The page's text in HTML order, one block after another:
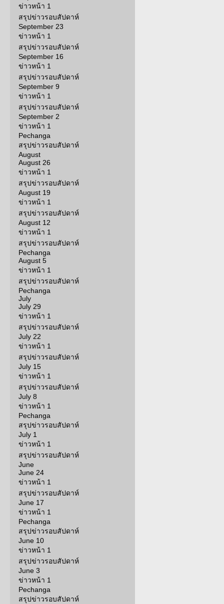
ข่าวหน้า 1
สรุปข่าวรอบสัปดาห์
September 23
ข่าวหน้า 1
สรุปข่าวรอบสัปดาห์
September 16
ข่าวหน้า 1
สรุปข่าวรอบสัปดาห์
September 9
ข่าวหน้า 1
สรุปข่าวรอบสัปดาห์
September 2
ข่าวหน้า 1
Pechanga
สรุปข่าวรอบสัปดาห์
August
August 26
ข่าวหน้า 1
สรุปข่าวรอบสัปดาห์
August 19
ข่าวหน้า 1
สรุปข่าวรอบสัปดาห์
August 12
ข่าวหน้า 1
สรุปข่าวรอบสัปดาห์
Pechanga
August 5
ข่าวหน้า 1
สรุปข่าวรอบสัปดาห์
Pechanga
July
July 29
ข่าวหน้า 1
สรุปข่าวรอบสัปดาห์
July 22
ข่าวหน้า 1
สรุปข่าวรอบสัปดาห์
July 15
ข่าวหน้า 1
สรุปข่าวรอบสัปดาห์
July 8
ข่าวหน้า 1
Pechanga
สรุปข่าวรอบสัปดาห์
July 1
ข่าวหน้า 1
สรุปข่าวรอบสัปดาห์
June
June 24
ข่าวหน้า 1
สรุปข่าวรอบสัปดาห์
June 17
ข่าวหน้า 1
Pechanga
สรุปข่าวรอบสัปดาห์
June 10
ข่าวหน้า 1
สรุปข่าวรอบสัปดาห์
June 3
ข่าวหน้า 1
Pechanga
สรุปข่าวรอบสัปดาห์